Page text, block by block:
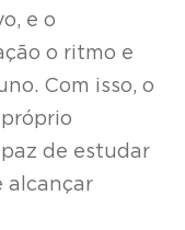
e o
o ritmo e
Com isso, o
de estudar
alcançar